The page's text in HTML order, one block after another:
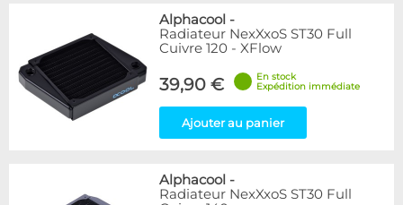
Alphacool -
Radiateur NexXxoS ST30 Full
Cuivre 120 - XFlow
39,90 €
En stock
Expédition immédiate
Ajouter au panier
Alphacool -
Radiateur NexXxoS ST30 Full